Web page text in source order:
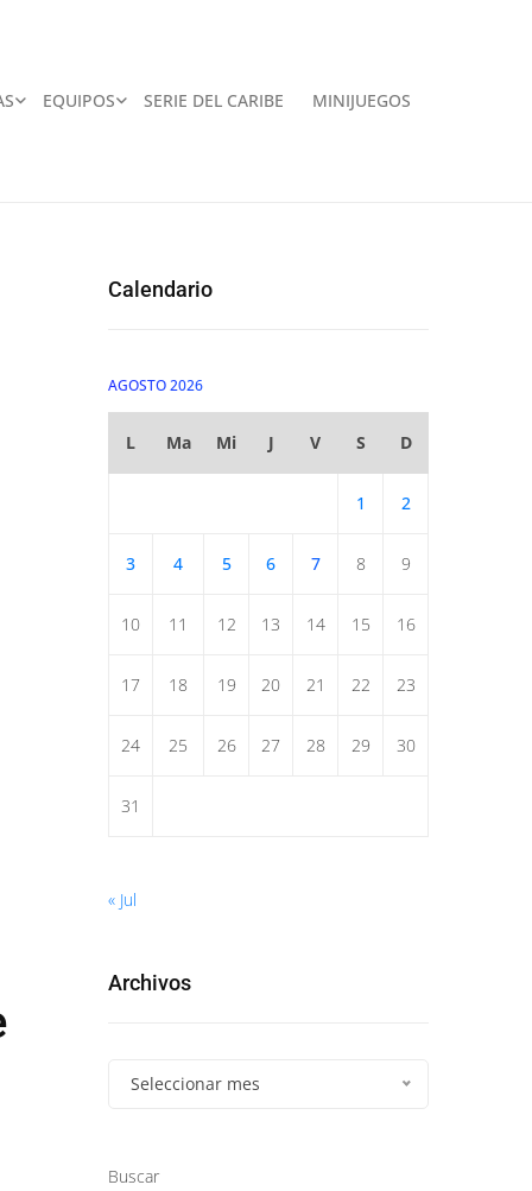
EQUIPOS SERIE DEL CARIBE MINIJUEGOS
Calendario
AGOSTO 2026
L Ma Mi J V S D
1 2
3 4 5 6 7 8 9
10 11 12 13 14 15 16
17 18 19 20 21 22 23
24 25 26 27 28 29 30
31
« Jul
Archivos
Seleccionar mes
Buscar